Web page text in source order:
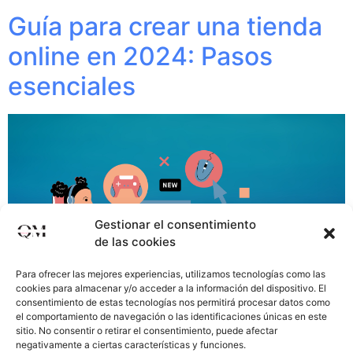
Gestionar el consentimiento
de las cookies
Para ofrecer las mejores experiencias, utilizamos tecnologías como las
cookies para almacenar y/o acceder a la información del dispositivo. El
consentimiento de estas tecnologías nos permitirá procesar datos como
el comportamiento de navegación o las identificaciones únicas en este
sitio. No consentir o retirar el consentimiento, puede afectar
negativamente a ciertas características y funciones.
Guía para crear una tienda
online en 2024: Pasos
esenciales
En la creciente era de internet de 2024, más de 2.140